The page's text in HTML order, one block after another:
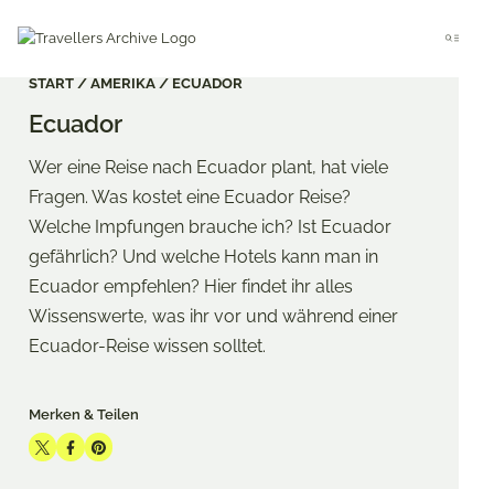
content
Menu
START AMERIKA ECUADOR
Ecuador
Wer eine Reise nach Ecuador plant, hat viele
Fragen. Was kostet eine Ecuador Reise?
Welche Impfungen brauche ich? Ist Ecuador
gefährlich? Und welche Hotels kann man in
Ecuador empfehlen? Hier findet ihr alles
Wissenswerte, was ihr vor und während einer
Ecuador-Reise wissen solltet.
Merken & Teilen
ShareShareShare